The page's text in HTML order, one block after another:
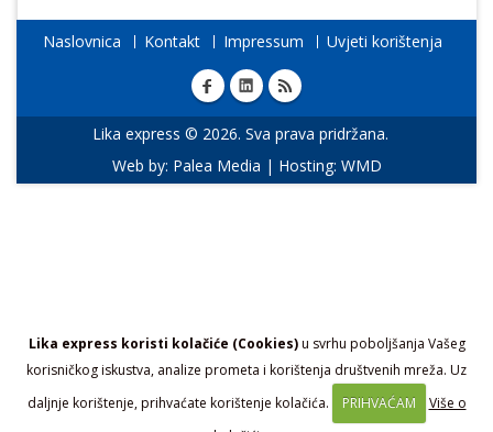
Lika express koristi kolačiće (Cookies)u svrhu poboljšanja Vašeg
korisničkog iskustva, analize prometa i korištenja društvenih mreža. Uz
daljnje korištenje, prihvaćate korištenje kolačića.
PRIHVAĆAM
Više o
Naslovnica Kontakt Impressum Uvjeti korištenja
Lika express © 2026. Sva prava pridržana.
Web by: Palea Media | Hosting: WMD